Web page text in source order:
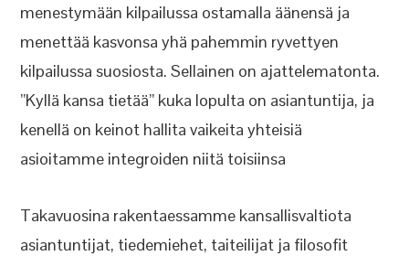
menestymään kilpailussa ostamalla äänensä ja
menettää kasvonsa yhä pahemmin ryvettyen
kilpailussa suosiosta. Sellainen on ajattelematonta.
”Kyllä kansa tietää” kuka lopulta on asiantuntija, ja
kenellä on keinot hallita vaikeita yhteisiä
asioitamme integroiden niitä toisiinsa
Takavuosina rakentaessamme kansallisvaltiota
asiantuntijat, tiedemiehet, taiteilijat ja filosofit